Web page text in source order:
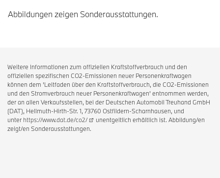
Abbildungen zeigen Sonderausstattungen.
Weitere Informationen zum offiziellen Kraftstoffverbrauch und den
offiziellen spezifischen CO2-Emissionen neuer Personenkraftwagen
können dem 'Leitfaden über den Kraftstoffverbrauch, die CO2-Emissionen
und den Stromverbrauch neuer Personenkraftwagen' entnommen werden,
der an allen Verkaufsstellen, bei der Deutschen Automobil Treuhand GmbH
(DAT), Hellmuth-Hirth-Str. 1, 73760 Ostfildern-Scharnhausen, und
unter https://www.dat.de/co2/
unentgeltlich erhältlich ist. Abbildung/en
zeigt/en Sonderausstattungen.